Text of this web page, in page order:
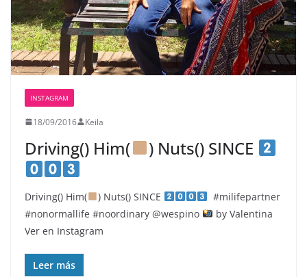
INSTAGRAM
18/09/2016 Keila
Driving() Him( ) Nuts() SINCE
Driving() Him( ) Nuts() SINCE
#milifepartner
#nonormallife #noordinary @wespino
by Valentina
Ver en Instagram
Leer más